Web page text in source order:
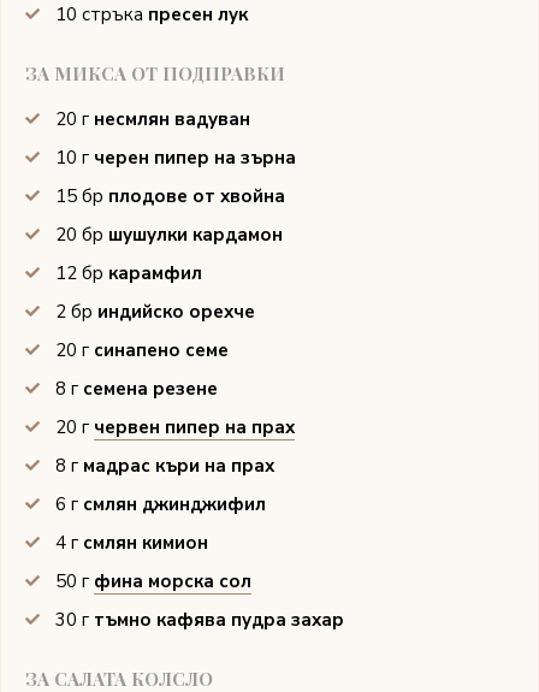
10 стръка пресен лук
ЗА МИКСА ОТ ПОДПРАВКИ
20 г несмлян вадуван
10 г черен пипер на зърна
15 бр плодове от хвойна
20 бр шушулки кардамон
12 бр карамфил
2 бр индийско орехче
20 г синапено семе
8 г семена резене
20 г червен пипер на прах
8 г мадрас къри на прах
6 г смлян джинджифил
4 г смлян кимион
50 г фина морска сол
30 г тъмно кафява пудра захар
ЗА САЛАТА КОЛСЛО